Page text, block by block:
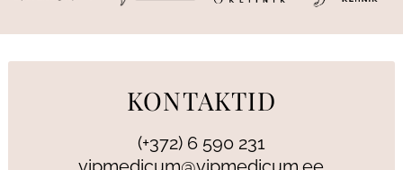
KONTAKTID
(+372) 6 590 231